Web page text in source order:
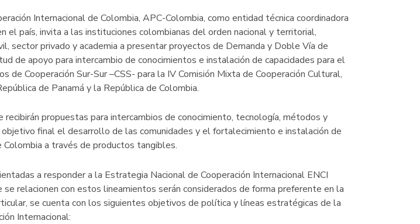
Internacional de Colombia, APC-Colombia, como entidad técnica coordinadora
el país, invita a las instituciones colombianas del orden nacional y territorial,
sector privado y academia a presentar proyectos de Demanda y Doble Vía de
de apoyo para intercambio de conocimientos e instalación de capacidades para el
de Cooperación Sur-Sur –CSS- para la IV Comisión Mixta de Cooperación Cultural,
de Panamá y la República de Colombia.
recibirán propuestas para intercambios de conocimiento, tecnología, métodos y
final el desarrollo de las comunidades y el fortalecimiento e instalación de
a través de productos tangibles.
a responder a la Estrategia Nacional de Cooperación Internacional ENCI
relacionen con estos lineamientos serán considerados de forma preferente en la
se cuenta con los siguientes objetivos de política y líneas estratégicas de la
Internacional: